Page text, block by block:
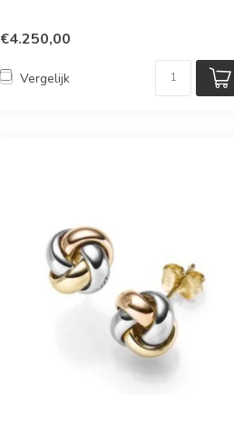
€4.250,00
Vergelijk